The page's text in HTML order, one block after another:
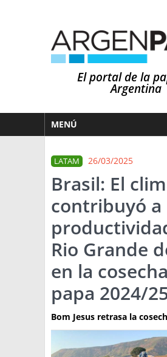
El portal de la
Argentina
MENÚ
MERCADOS
NOTICIAS
EN ESPAÑOL
OTROS IDIOMAS
PRONÓSTICO
LLUVIAS
ARGENTINA
EL MUNDO
TÉCNICA
PRODUCCION
LATAM 26/03/2025
Brasil: El
contribuyó a
Rio Grande
en la
papa 2024/
Bom Jesus retrasa la